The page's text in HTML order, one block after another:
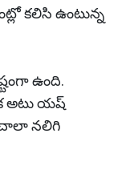
కలిసి ఉంటున్న
ఉంది.
అటు యష్
చాలా నలిగి